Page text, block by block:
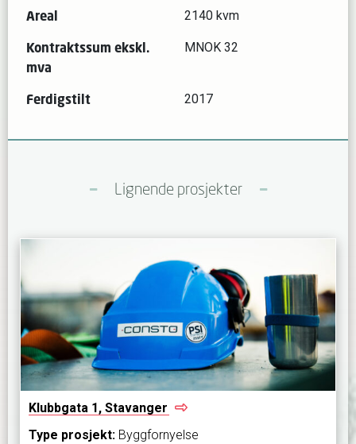
Areal 2140 kvm
Kontraktssum ekskl.
mva
MNOK 32
Ferdigstilt 2017
Lignende prosjekter
Klubbgata 1, Stavanger
Type prosjekt: Byggfornyelse